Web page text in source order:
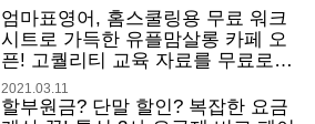
엄마표영어, 홈스쿨링용 무료 워크
시트로 가득한 유플맘살롱 카페 오
픈! 고퀄리티 교육 자료를 무료로
받아가세요.
2021.03.11
할부원금? 단말 할인? 복잡한 요금